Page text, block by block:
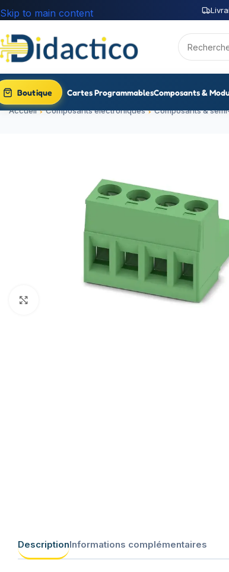
Skip to main content
Boutique Cartes ProgrammablesComposants &
Accueil Composants électroniques Composants &
DescriptionInformations complémentaires